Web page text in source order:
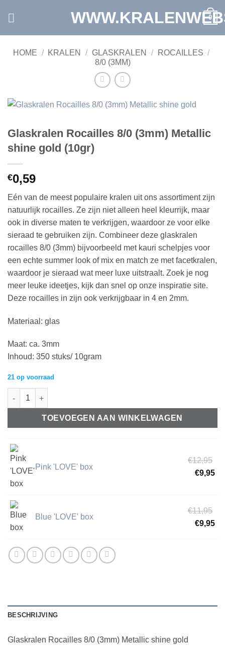
0
HOME / KRALEN / GLASKRALEN / ROCAILLES /
8/0 (3MM)
Glaskralen Rocailles 8/0 (3mm) Metallic
shine gold (10gr)
€0,59
Eén van de meest populaire kralen uit ons assortiment zijn
natuurlijk rocailles. Ze zijn niet alleen heel kleurrijk, maar
ook in diverse maten te verkrijgen, waardoor ze voor elke
sieraad te gebruiken zijn. Combineer deze glaskralen
rocailles 8/0 (3mm) bijvoorbeeld met kauri schelpjes voor
een echte summer look of mix en match ze met facetkralen,
waardoor je sieraad wat meer luxe uitstraalt. Zoek je nog
meer leuke ideetjes, kijk dan snel op onze inspiratie site.
Deze rocailles in zijn ook verkrijgbaar in 4 en 2mm.
Materiaal: glas
Maat: ca. 3mm
Inhoud: 350 stuks/ 10gram
21 op voorraad
Glaskralen Rocailles 8/0 (3mm) Metallic shine gold (10gr) aantal
TOEVOEGEN AAN WINKELWAGEN
Pink 'LOVE' box
€12,95
€9,95
is:
Blue 'LOVE' box
€11,95
€9,95
BESCHRIJVING
Glaskralen Rocailles 8/0 (3mm) Metallic shine gold